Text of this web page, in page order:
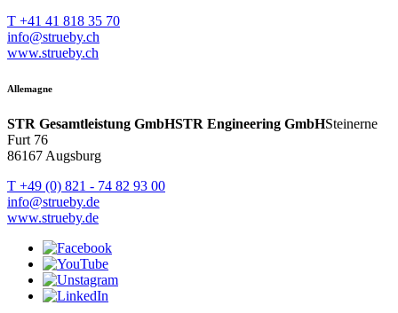
T +41 41 818 35 70
info@strueby.ch
www.strueby.ch
Allemagne
STR Gesamtleistung GmbHSTR Engineering GmbHSteinerne
Furt 76
86167 Augsburg
T +49 (0) 821 - 74 82 93 00
info@strueby.de
www.strueby.de